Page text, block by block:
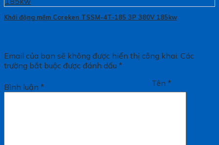
Khởi động mềm Coreken TSSM-4T-185 3P 380V 185kw
Email của bạn sẽ không được hiển thị công khai. Các
trường bắt buộc được đánh dấu *
Bình luận * Tên*